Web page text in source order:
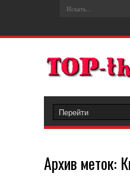
Архив меток: